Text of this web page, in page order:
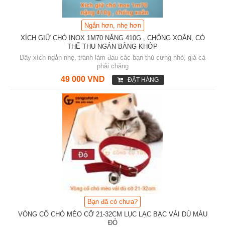
Ngắn hơn, nhẹ hơn
XÍCH GIỮ CHÓ INOX 1M70 NẶNG 410G , CHỐNG XOẮN, CÓ
THỂ THU NGẮN BẰNG KHỚP
Dây xích ngắn nhẹ, tránh làm đau các bạn thú cưng nhỏ, giá cả
phải chăng
49 000 VND ĐẶT HÀNG
Bạn đã có chưa?
VÒNG CỔ CHÓ MÈO CỠ 21-32CM LỤC LẠC BẠC VẢI DÙ MÀU
ĐỎ